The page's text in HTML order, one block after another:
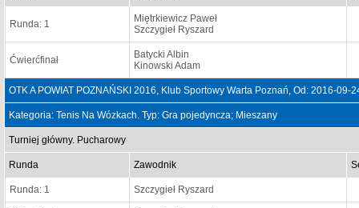
Runda: 1
Miętrkiewicz Paweł
Szczygieł Ryszard
Ćwierćfinał
Batycki Albin
Kinowski Adam
OTK A POWIAT POZNAŃSKI 2016, Klub Sportowy Warta Poznań, Od: 2016-09-
Kategoria: Tenis Na Wózkach. Typ: Gra pojedyncza; Mieszany
Turniej główny. Pucharowy
Runda Zawodnik
Runda: 1 Szczygieł Ryszard